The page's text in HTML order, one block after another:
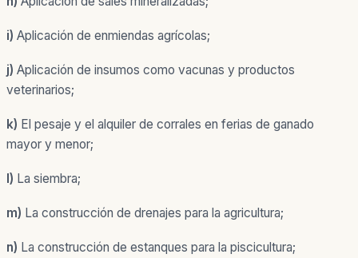
i) Aplicación de enmiendas agrícolas;
j) Aplicación de insumos como vacunas y productos
veterinarios;
k) El pesaje y el alquiler de corrales en ferias de ganado
mayor y menor;
l) La siembra;
m) La construcción de drenajes para la agricultura;
n) La construcción de estanques para la piscicultura;